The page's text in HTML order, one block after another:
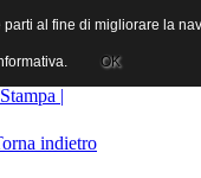
|
indietro
al fine di migliorare la
OK
al fine di migliorare la
OK